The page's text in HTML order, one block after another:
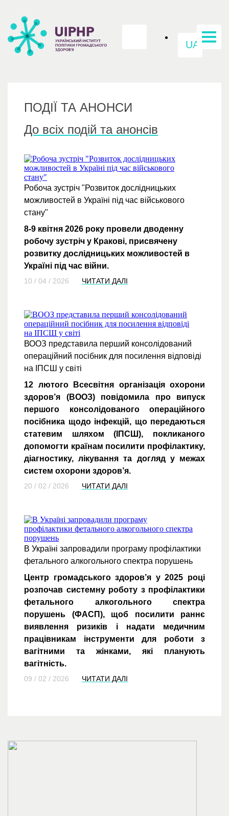
UA
ПОДІЇ ТА АНОНСИ
До всіх подій та анонсів
Робоча зустріч "Розвиток дослідницьких
можливостей в Україні під час військового
стану"
8-9 квітня 2026 року провели дводенну
робочу зустріч у Кракові, присвячену
розвитку дослідницьких можливостей в
Україні під час війни.
10 / 04 / 2026 ЧИТАТИ ДАЛІ
ВООЗ представила перший консолідований
операційний посібник для посилення відповіді
на ІПСШ у світі
12 лютого Всесвітня організація охорони
здоров’я (ВООЗ) повідомила про випуск
першого консолідованого операційного
посібника щодо інфекцій, що передаються
статевим шляхом (ІПСШ), покликаного
допомогти країнам посилити профілактику,
діагностику, лікування та догляд у межах
систем охорони здоров’я.
20 / 02 / 2026 ЧИТАТИ ДАЛІ
В Україні запровадили програму профілактики
фетального алкогольного спектра порушень
Центр громадського здоров’я у 2025 році
розпочав системну роботу з профілактики
фетального алкогольного спектра
порушень (ФАСП), щоб посилити раннє
виявлення ризиків і надати медичним
працівникам інструменти для роботи з
вагітними та жінками, які планують
вагітність.
09 / 02 / 2026 ЧИТАТИ ДАЛІ